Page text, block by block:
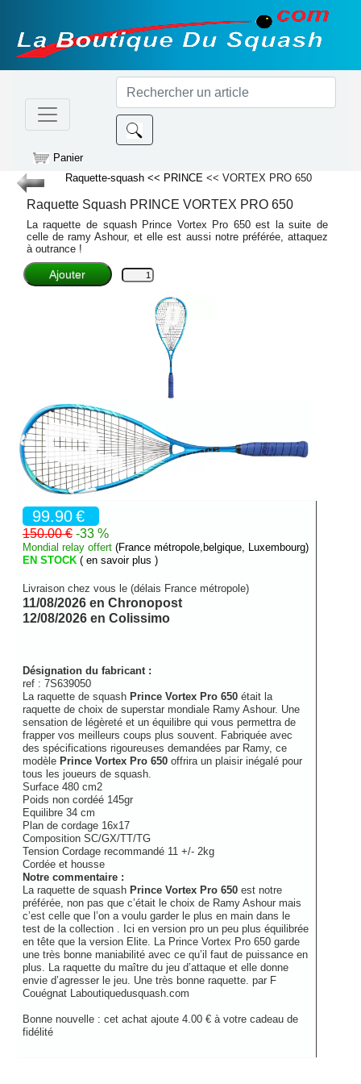
Panier
Raquette-squash << PRINCE << VORTEX PRO 650
Raquette Squash PRINCE VORTEX PRO 650
La raquette de squash Prince Vortex Pro 650 est la suite de
celle de ramy Ashour, et elle est aussi notre préférée, attaquez
à outrance !
99.90 €
150.00 €-33 %
Mondial relay offert (France métropole,belgique, Luxembourg)
EN STOCK ( en savoir plus )
Livraison chez vous le (délais France métropole)
11/08/2026 en Chronopost
12/08/2026 en Colissimo
Désignation du fabricant :
ref : 7S639050
La raquette de squash Prince Vortex Pro 650était la
raquette de choix de superstar mondiale Ramy Ashour. Une
sensation de légèreté et un équilibre qui vous permettra de
frapper vos meilleurs coups plus souvent. Fabriquée avec
des spécifications rigoureuses demandées par Ramy, ce
modèle Prince Vortex Pro 650offrira un plaisir inégalé pour
tous les joueurs de squash.
Surface 480 cm2
Poids non cordéé 145gr
Equilibre 34 cm
Plan de cordage 16x17
Composition SC/GX/TT/TG
Tension Cordage recommandé 11 +/- 2kg
Cordée et housse
Notre commentaire :
La raquette de squash Prince Vortex Pro 650est notre
préférée, non pas que c’était le choix de Ramy Ashour mais
c’est celle que l’on a voulu garder le plus en main dans le
test de la collection . Ici en version pro un peu plus équilibrée
en tête que la version Elite. La Prince Vortex Pro 650 garde
une très bonne maniabilité avec ce qu’il faut de puissance en
plus. La raquette du maître du jeu d’attaque et elle donne
envie d’agresser le jeu. Une très bonne raquette. par F
Couégnat Laboutiquedusquash.com
Bonne nouvelle : cet achat ajoute 4.00 € à votre cadeau de
fidélité